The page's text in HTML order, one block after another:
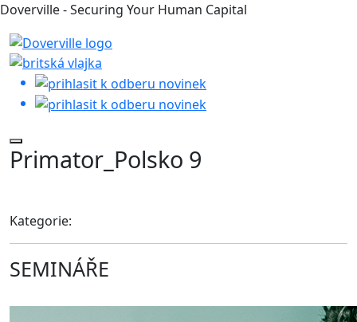
Doverville - Securing Your Human Capital
Primator_Polsko 9
Kategorie:
SEMINÁŘE